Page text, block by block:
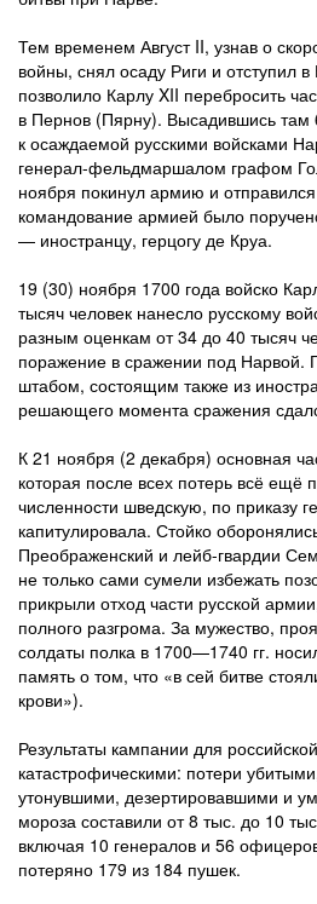
Тем временем Август II, узнав о
войны, снял осаду Риги и отступил
позволило Карлу XII перебросить
в Пернов (Пярну). Высадившись там
к осаждаемой русскими войсками
генерал-фельдмаршалом графом
ноября покинул армию и
командование армией было
— иностранцу, герцогу де Круа.
19 (30) ноября 1700 года войско
тысяч человек нанесло русскому
разным оценкам от 34 до 40 тысяч
поражение в сражении под Нарвой.
штабом, состоящим также из
решающего момента сражения
К 21 ноября (2 декабря) основная
которая после всех потерь всё ещё
численности шведскую, по приказу
капитулировала. Стойко
Преображенский и лейб-гвардии
не только сами сумели избежать
прикрыли отход части русской
полного разгрома. За мужество,
солдаты полка в 1700—1740 гг.
память о том, что «в сей битве
крови»).
Результаты кампании для
катастрофическими: потери
утонувшими, дезертировавшими и
мороза составили от 8 тыс. до 10
включая 10 генералов и 56
потеряно 179 из 184 пушек.